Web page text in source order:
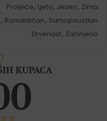
Proljeće, Ljeto, Jesen , Zima
, Romantičan , Samopouzdan
Drvenast, Začinjeno
KUPACA